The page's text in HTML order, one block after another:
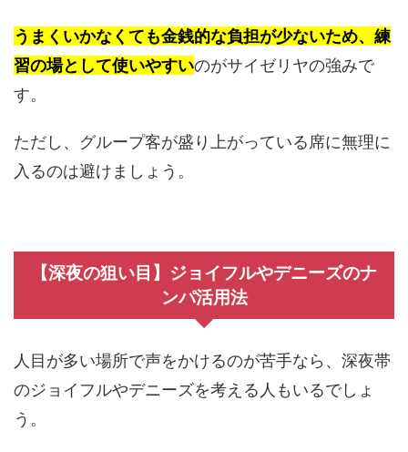
うまくいかなくても金銭的な負担が少ないため、練
習の場として使いやすいのがサイゼリヤの強みで
す。
ただし、グループ客が盛り上がっている席に無理に
入るのは避けましょう。
【深夜の狙い目】ジョイフルやデニーズのナ
ンパ活用法
人目が多い場所で声をかけるのが苦手なら、深夜帯
のジョイフルやデニーズを考える人もいるでしょ
う。